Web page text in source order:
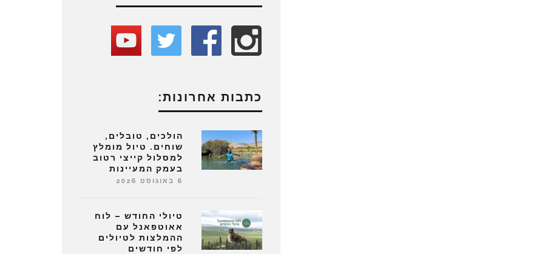
כתבות אחרונות:
הולכים, טובלים,
שוחים. טיול מומלץ
למסלול קייצי רטוב
בעמק המעיינות
6 באוגוסט 2026
טיולי החודש – לוח
אאוטפאנל עם
ההמלצות לטיולים
לפי חודשים